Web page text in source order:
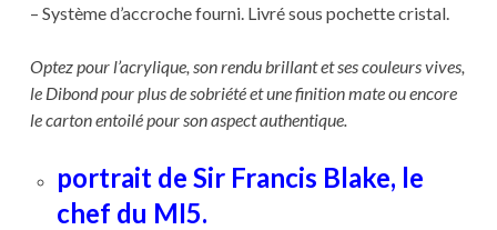
– Système d’accroche fourni. Livré sous pochette cristal.
Optez pour l’acrylique, son rendu brillant et ses couleurs vives,
le Dibond pour plus de sobriété et une finition mate ou encore
le carton entoilé pour son aspect authentique.
portrait de Sir Francis Blake, le
chef du MI5.